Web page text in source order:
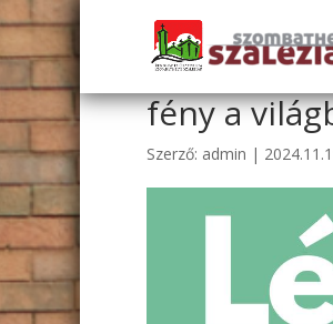
Szalézi
fény a
Szerző: admin |